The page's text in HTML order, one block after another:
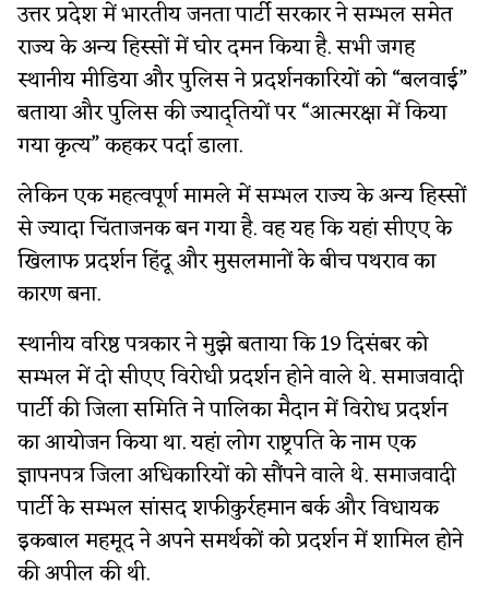
उत्तर प्रदेश में भारतीय जनता पार्टी सरकार ने सम्भल समेत
राज्य के अन्य हिस्सों में घोर दमन किया है. सभी जगह
स्थानीय मीडिया और पुलिस ने प्रदर्शनकारियों को “बलवाई”
बताया और पुलिस की ज्याद्तियों पर “आत्मरक्षा में किया
गया कृत्य” कहकर पर्दा डाला.
लेकिन एक महत्वपूर्ण मामले में सम्भल राज्य के अन्य हिस्सों
से ज्यादा चिंताजनक बन गया है. वह यह कि यहां सीएए के
खिलाफ प्रदर्शन हिंदू और मुसलमानों के बीच पथराव का
कारण बना.
स्थानीय वरिष्ठ पत्रकार ने मुझे बताया कि 19 दिसंबर को
सम्भल में दो सीएए विरोधी प्रदर्शन होने वाले थे. समाजवादी
पार्टी की जिला समिति ने पालिका मैदान में विरोध प्रदर्शन
का आयोजन किया था. यहां लोग राष्ट्रपति के नाम एक
ज्ञापनपत्र जिला अधिकारियों को सौंपने वाले थे. समाजवादी
पार्टी के सम्भल सांसद शफीकुर्रहमान बर्क और विधायक
इकबाल महमूद ने अपने समर्थकों को प्रदर्शन में शामिल होने
की अपील की थी.